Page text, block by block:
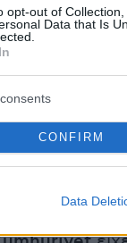
opt-out of
Data that Is
CONFIRM
Data
Πάντως
Κι
στην
για πιθανή
του